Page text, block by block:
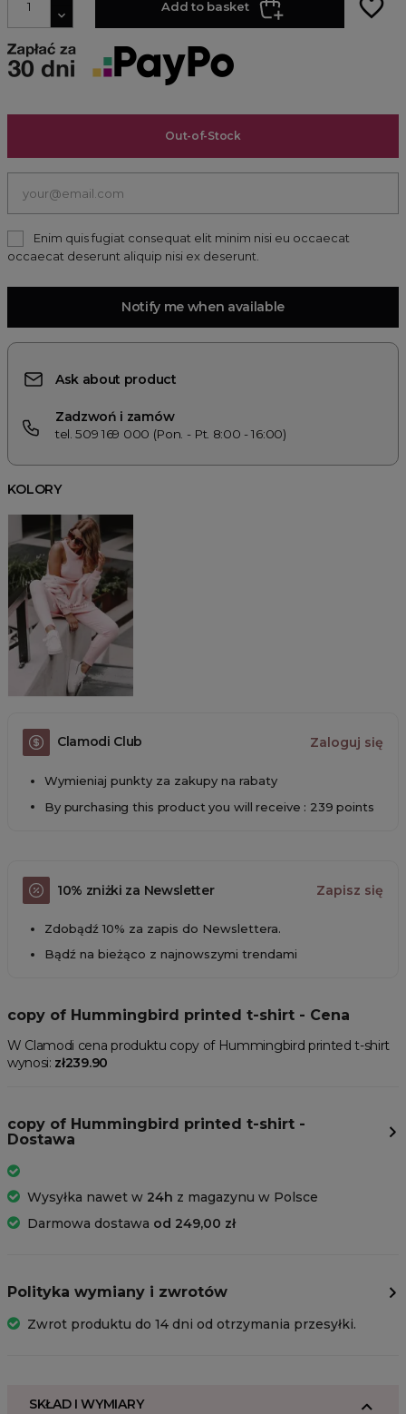
Add to basket favorite_border
Out-of-Stock
Enim quis fugiat consequat elit minim nisi eu occaecat
occaecat deserunt aliquip nisi ex deserunt.
Notify me when available
Ask about product
Zadzwoń i zamów
tel. 509 169 000 (Pon. - Pt. 8:00 - 16:00)
KOLORY
Clamodi Club Zaloguj się
Wymieniaj punkty za zakupy na rabaty
By purchasing this product you will receive : 239 points
10% zniżki za Newsletter Zapisz się
Zdobądź 10% za zapis do Newslettera.
Bądź na bieżąco z najnowszymi trendami
copy of Hummingbird printed t-shirt - Cena
W Clamodi cena produktu copy of Hummingbird printed t-shirt
wynosi: zł239.90
copy of Hummingbird printed t-shirt -
Dostawa
Wysyłka nawet w 24h z magazynu w Polsce
Darmowa dostawa od 249,00 zł
Polityka wymiany i zwrotów
Zwrot produktu do 14 dni od otrzymania przesyłki.
SKŁAD I WYMIARY